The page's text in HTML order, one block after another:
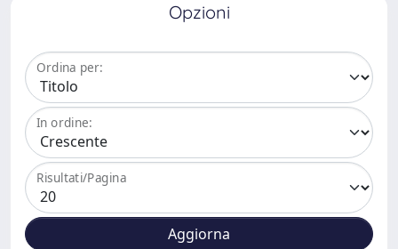
Opzioni
Ordina per:
In ordine:
Risultati/Pagina